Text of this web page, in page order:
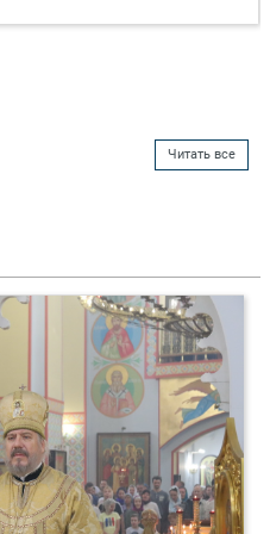
Читать все